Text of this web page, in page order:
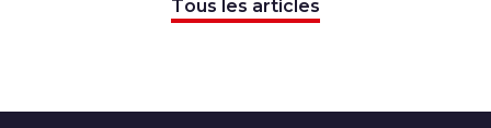
Tous les articles